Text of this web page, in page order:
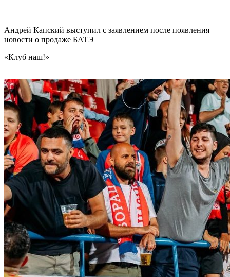
Андрей Капский выступил с заявлением после появления
новости о продаже БАТЭ
«Клуб наш!»